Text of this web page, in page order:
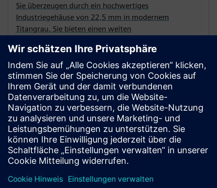
Sie überzeugen durch ein hochwertiges
Industriegehäuse von 22,5 mm in modernem
Titangrau. Sie bieten einen weiten
AC/DC für den weltweiten Einsatz.